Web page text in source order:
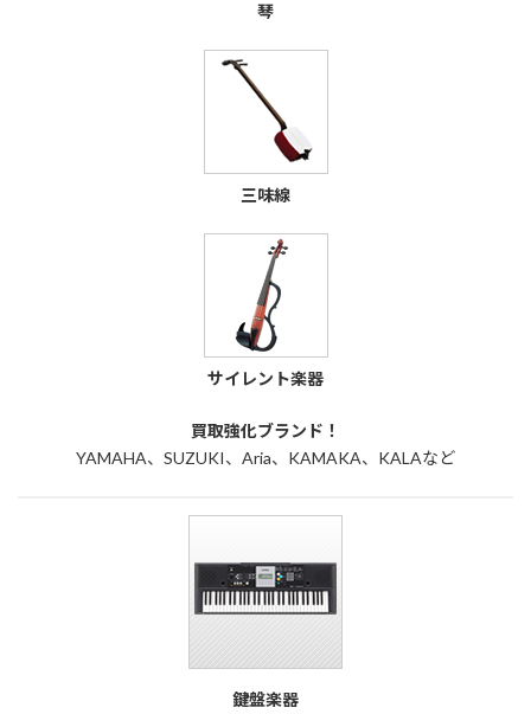
琴
三味線
サイレント楽器
買取強化ブランド！
YAMAHA、SUZUKI、Aria、KAMAKA、KALAなど
鍵盤楽器